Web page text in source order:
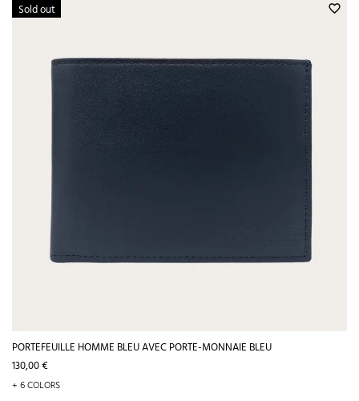
favorite_border
Sold out
PORTEFEUILLE HOMME BLEU AVEC PORTE-MONNAIE BLEU
Prix
130,00 €
+ 6 COLORS